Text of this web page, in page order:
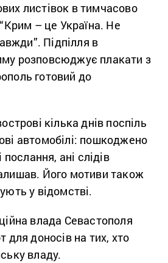
листівок в тимчасово
– це Україна. Не
Підпілля в
розповсюджує плакати з
готовий до
кілька днів поспіль
автомобілі: пошкоджено
послання, ані слідів
Його мотиви також
у відомстві.
влада Севастополя
для доносів на тих, хто
владу.